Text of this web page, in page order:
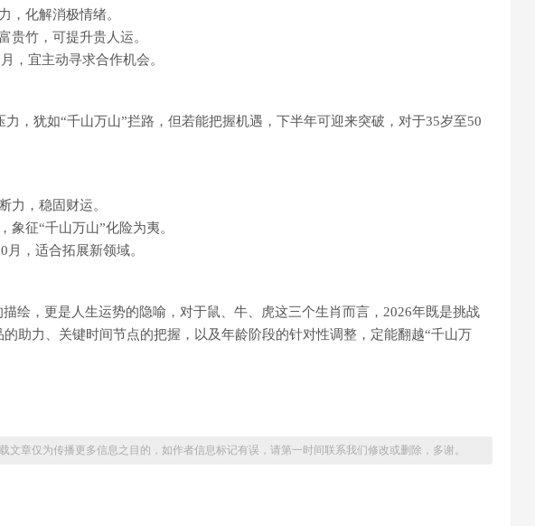
，化解消极情绪。
贵竹，可提升贵人运。
，宜主动寻求合作机会。
，犹如“千山万山”拦路，但若能把握机遇，下半年可迎来突破，对于35岁至50
力，稳固财运。
象征“千山万山”化险为夷。
月，适合拓展新领域。
绘，更是人生运势的隐喻，对于鼠、牛、虎这三个生肖而言，2026年既是挑战
助力、关键时间节点的把握，以及年龄阶段的针对性调整，定能翻越“千山万
文章仅为传播更多信息之目的，如作者信息标记有误，请第一时间联系我们修改或删除，多谢。